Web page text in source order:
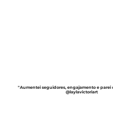
"Aumentei seguidores, engajamento e parei
@laylavictoriart